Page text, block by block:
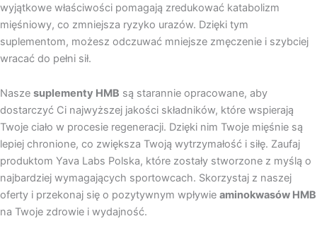
wyjątkowe właściwości pomagają zredukować katabolizm
mięśniowy, co zmniejsza ryzyko urazów. Dzięki tym
suplementom, możesz odczuwać mniejsze zmęczenie i szybciej
wracać do pełni sił.
Nasze suplementy HMB są starannie opracowane, aby
dostarczyć Ci najwyższej jakości składników, które wspierają
Twoje ciało w procesie regeneracji. Dzięki nim Twoje mięśnie są
lepiej chronione, co zwiększa Twoją wytrzymałość i siłę. Zaufaj
produktom Yava Labs Polska, które zostały stworzone z myślą o
najbardziej wymagających sportowcach. Skorzystaj z naszej
oferty i przekonaj się o pozytywnym wpływie aminokwasów HMB
na Twoje zdrowie i wydajność.